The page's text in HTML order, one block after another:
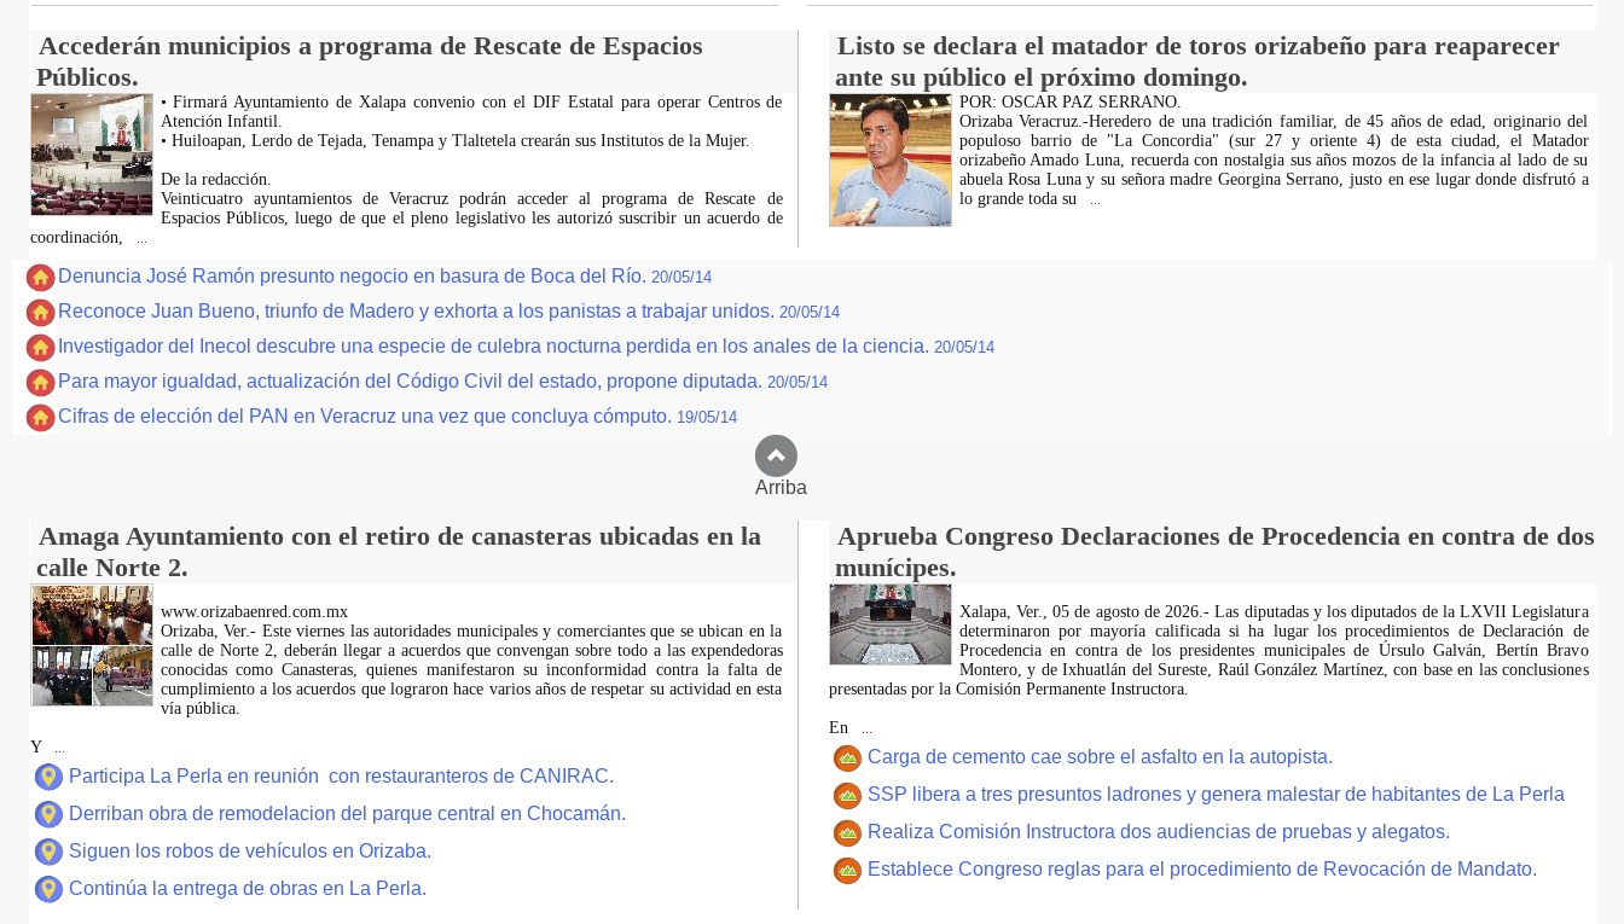
Accederán municipios a programa de Rescate de Espacios
Públicos.
Listo se declara el matador de toros orizabeño para reaparecer
ante su público el próximo domingo.
• Firmará Ayuntamiento de Xalapa convenio con el DIF Estatal para operar Centros de
Atención Infantil.
• Huiloapan, Lerdo de Tejada, Tenampa y Tlaltetela crearán sus Institutos de la Mujer.
De la redacción.
Veinticuatro ayuntamientos de Veracruz podrán acceder al programa de Rescate de
Espacios Públicos, luego de que el pleno legislativo les autorizó suscribir un acuerdo de
coordinación,
POR: OSCAR PAZ SERRANO.
Orizaba Veracruz.-Heredero de una tradición familiar, de 45 años de edad, originario del
populoso barrio de "La Concordia" (sur 27 y oriente 4) de esta ciudad, el Matador
orizabeño Amado Luna, recuerda con nostalgia sus años mozos de la infancia al lado de su
abuela Rosa Luna y su señora madre Georgina Serrano, justo en ese lugar donde disfrutó a
lo grande toda su
Denuncia José Ramón presunto negocio en basura de Boca del Río. 20/05/14
Reconoce Juan Bueno, triunfo de Madero y exhorta a los panistas a trabajar unidos. 20/05/14
Investigador del Inecol descubre una especie de culebra nocturna perdida en los anales de la ciencia. 20/05/14
Para mayor igualdad, actualización del Código Civil del estado, propone diputada. 20/05/14
Cifras de elección del PAN en Veracruz una vez que concluya cómputo. 19/05/14
Arriba
Amaga Ayuntamiento con el retiro de canasteras ubicadas en la
calle Norte 2.
Aprueba Congreso Declaraciones de Procedencia en contra de dos
munícipes.
www.orizabaenred.com.mx
Orizaba, Ver.- Este viernes las autoridades municipales y comerciantes que se ubican en la
calle de Norte 2, deberán llegar a acuerdos que convengan sobre todo a las expendedoras
conocidas como Canasteras, quienes manifestaron su inconformidad contra la falta de
cumplimiento a los acuerdos que lograron hace varios años de respetar su actividad en esta
vía pública.
Y
Participa La Perla en reunión con restauranteros de CANIRAC.
Derriban obra de remodelacion del parque central en Chocamán.
Siguen los robos de vehículos en Orizaba.
Continúa la entrega de obras en La Perla.
Xalapa, Ver., 05 de agosto de 2026.- Las diputadas y los diputados de la LXVII Legislatura
determinaron por mayoría calificada si ha lugar los procedimientos de Declaración de
Procedencia en contra de los presidentes municipales de Úrsulo Galván, Bertín Bravo
Montero, y de Ixhuatlán del Sureste, Raúl González Martínez, con base en las conclusiones
presentadas por la Comisión Permanente Instructora.
En
Carga de cemento cae sobre el asfalto en la autopista.
SSP libera a tres presuntos ladrones y genera malestar de habitantes de La Perla
Realiza Comisión Instructora dos audiencias de pruebas y alegatos.
Establece Congreso reglas para el procedimiento de Revocación de Mandato.